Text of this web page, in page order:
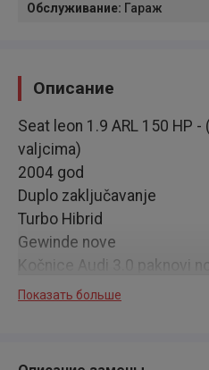
Обслуживание: Гараж
Описание
Seat leon 1.9 ARL 150 HP
valjcima)
2004 god
Duplo zaključavanje
Turbo Hibrid
Gewinde nove
Kočnice Audi 3.0 paknovi
Map senzori 3.0 audi
Показать больше